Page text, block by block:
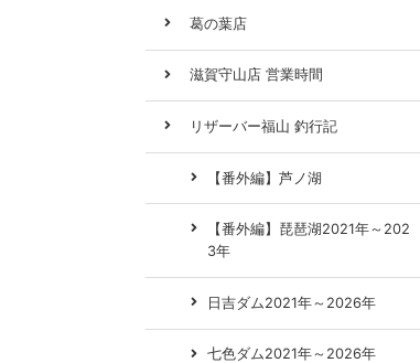
葛の葉店
滋賀守山店 営業時間
リザーバー福山 釣行記
【番外編】芦ノ湖
【番外編】琵琶湖2021年～202
3年
日吉ダム2021年～2026年
七色ダム2021年～2026年